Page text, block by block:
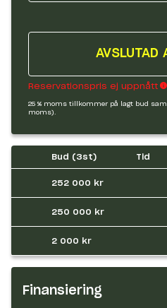
AVSLUTAD
Reservationspris ej uppnått
25 % moms tillkommer på lagt bud
moms).
Bud (3st) Tid
252 000 kr
250 000 kr
2 000 kr
Finansiering